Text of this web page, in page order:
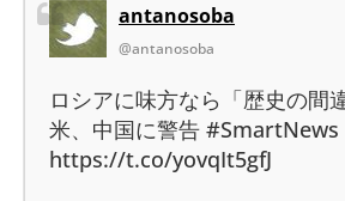
antanosoba
@antanosoba
ロシアに味方なら「歴史の間
米、中国に警告 #SmartNews
https://t.co/yovqIt5gfJ